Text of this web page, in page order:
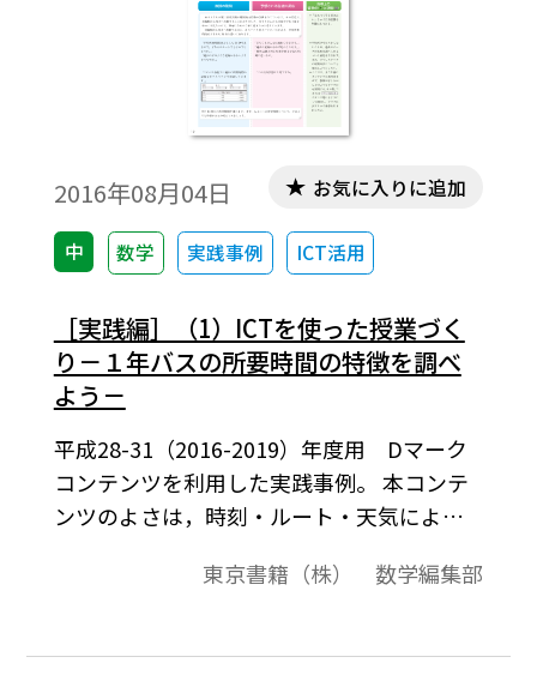
2016年08月04日
中 数学 実践事例 ICT活用
お気に入りに追加
［実践編］（1）ICTを使った授業づく
り－１年バスの所要時間の特徴を調べ
よう－
平成28-31（2016-2019）年度用 Dマーク
コンテンツを利用した実践事例。 本コンテ
ンツのよさは，時刻・ルート・天気によっ
で絞り込むことで柱状グラフが単峰にな
せる。
東京書籍（株） 数学編集部